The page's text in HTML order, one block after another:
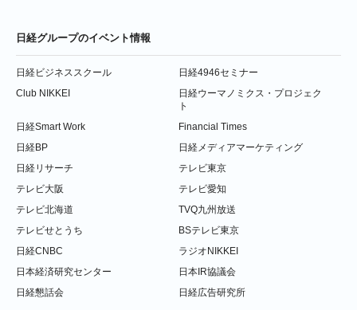
日経グループのイベント情報
日経ビジネススクール
日経4946セミナー
Club NIKKEI
日経ウーマノミクス・プロジェク
ト
日経Smart Work
Financial Times
日経BP
日経メディアマーケティング
日経リサーチ
テレビ東京
テレビ大阪
テレビ愛知
テレビ北海道
TVQ九州放送
テレビせとうち
BSテレビ東京
日経CNBC
ラジオNIKKEI
日本経済研究センター
日本IR協議会
日経懇話会
日経広告研究所